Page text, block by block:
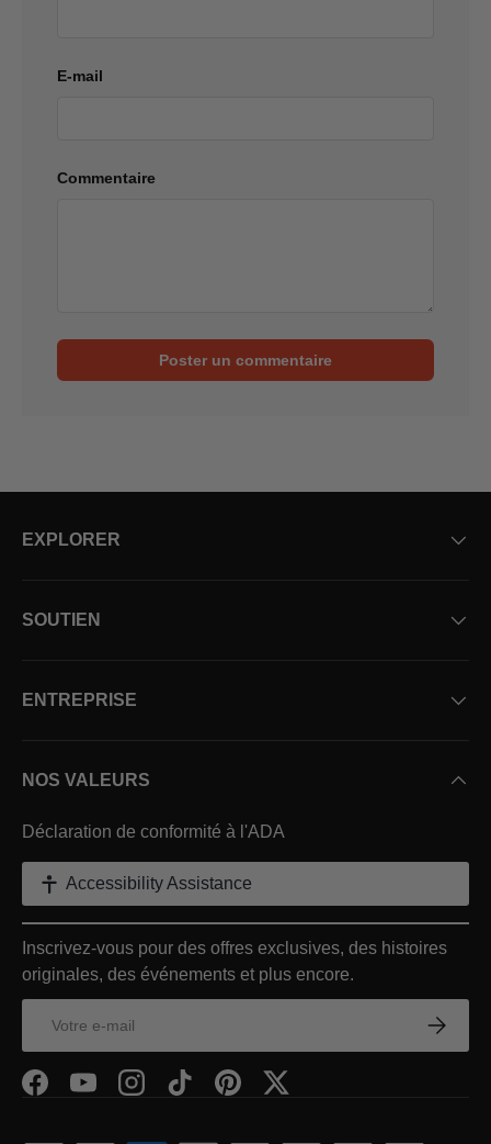
E-mail
Commentaire
Poster un commentaire
EXPLORER
SOUTIEN
ENTREPRISE
NOS VALEURS
Déclaration de conformité à l'ADA
Accessibility Assistance
Inscrivez-vous pour des offres exclusives, des histoires
originales, des événements et plus encore.
FacebookYouTubeInstagramTikTokPinterestTwitter